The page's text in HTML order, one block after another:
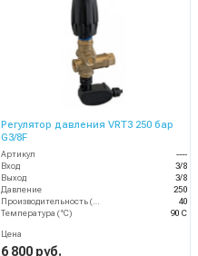
Регулятор давления VRT3 250 бар
G3/8F
Артикул
----
Вход
3/8
Выход
3/8
Давление
250
40
Температура (°C)
90 С
Цена
6 800 руб.